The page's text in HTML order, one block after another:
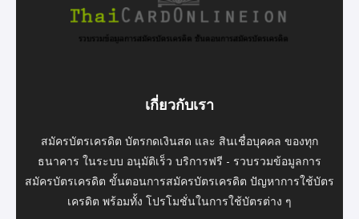
เกี่ยวกับเรา
สมัครบัตรเครดิต บัตรกดเงินสด และ สินเชื่อบุคคล ของทุก
ธนาคาร ในระบบ อนุมัติเร็ว บริการฟรี - รวบรวมข้อมูลการ
สมัครบัตรเครดิต ขั้นตอนการสมัครบัตรเครดิต ปัญหาการใช้บัตร
เครดิต พร้อมทั้ง โปรโมชั่นในการใช้บัตรต่าง ๆ